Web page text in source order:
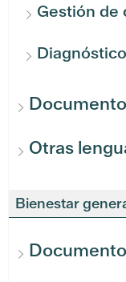
Gestión de
Diagnóstico
Otras
Bienestar